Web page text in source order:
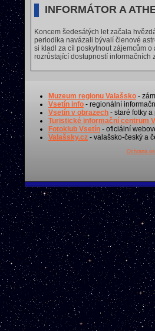
INFORMÁTOR A
Koncem šedesátých let začala
periodika navázali bývalí členové
si kladl za cíl poskytnout zájemcům
rozrůstající dostupností informačních
Muzeum regionu Valašsko -
Vsetín info - regionální
Vsetín v obrazech - staré fotky
Turistické informační centrum
Fotoklub Vsetín - oficiální
Valašsky.cz - valašsko-český a
Ochrana